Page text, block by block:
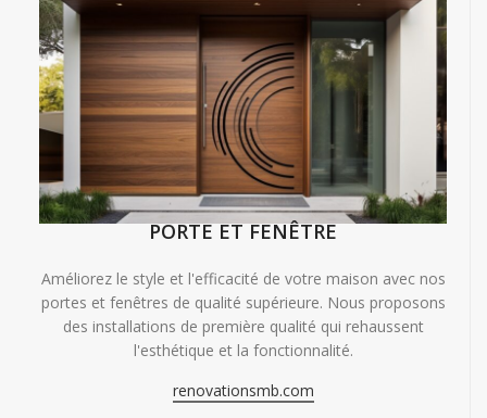
PORTE ET FENÊTRE
Améliorez le style et l'efficacité de votre maison avec nos
portes et fenêtres de qualité supérieure. Nous proposons
des installations de première qualité qui rehaussent
l'esthétique et la fonctionnalité.
renovationsmb.com